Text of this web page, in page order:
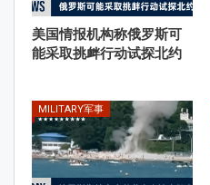
美国情报机构称俄罗斯可
能采取挑衅行动试探北约
MILITARY军事